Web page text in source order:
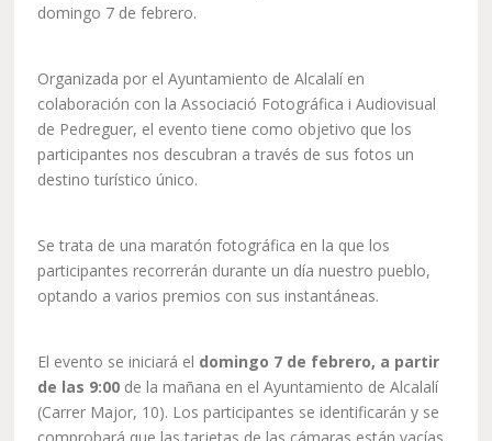
domingo 7 de febrero.
Organizada por el Ayuntamiento de Alcalalí en
colaboración con la Associació Fotográfica i Audiovisual
de Pedreguer, el evento tiene como objetivo que los
participantes nos descubran a través de sus fotos un
destino turístico único.
Se trata de una maratón fotográfica en la que los
participantes recorrerán durante un día nuestro pueblo,
optando a varios premios con sus instantáneas.
El evento se iniciará el domingo 7 de febrero, a partir
de las 9:00 de la mañana en el Ayuntamiento de Alcalalí
(Carrer Major, 10). Los participantes se identificarán y se